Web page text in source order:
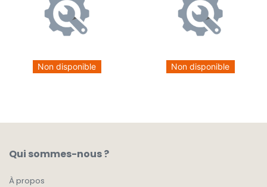
Non disponible Non disponible
Qui sommes-nous ?
À propos